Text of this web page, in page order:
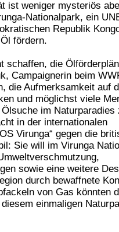
ist weniger mysteriös
Nationalpark, ein
Republik
fördern.
schaffen, die
Campaignerin beim
die Aufmerksamkeit auf
und möglichst viele
im Naturparadies
in der internationalen
Virunga“ gegen die
Sie will im Virunga
sowie eine weitere
durch bewaffnete
von Gas könnten
einmaligen